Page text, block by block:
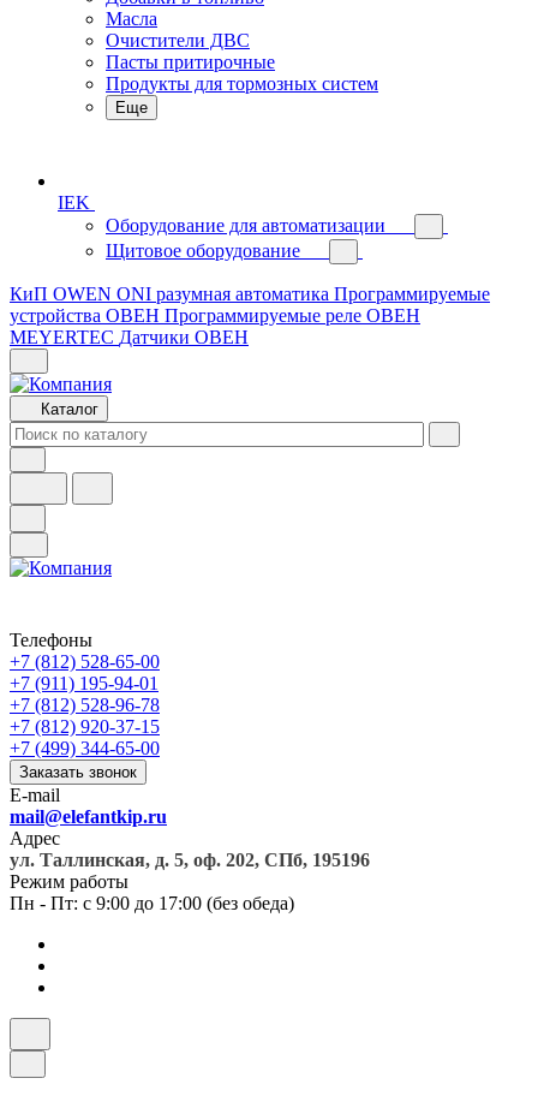
Масла
Очистители ДВС
Пасты притирочные
Продукты для тормозных систем
Еще
IEK
Оборудование для автоматизации
Щитовое оборудование
КиП OWEN ONI разумная автоматика Программируемые
устройства ОВЕН Программируемые реле ОВЕН
MEYERTEC Датчики ОВЕН
Каталог
Телефоны
+7 (812) 528-65-00
+7 (911) 195-94-01
+7 (812) 528-96-78
+7 (812) 920-37-15
+7 (499) 344-65-00
Заказать звонок
E-mail
mail@elefantkip.ru
Адрес
ул. Таллинская, д. 5, оф. 202, СПб, 195196
Режим работы
Пн - Пт: с 9:00 до 17:00 (без обеда)